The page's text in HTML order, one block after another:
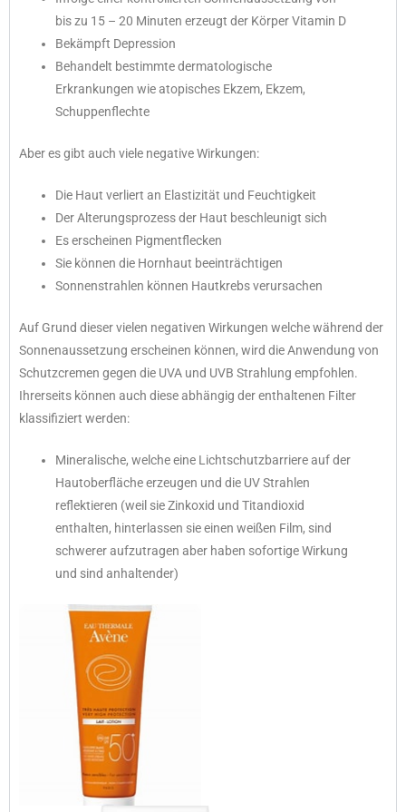
bis zu 15 – 20 Minuten erzeugt der Körper Vitamin D
Bekämpft Depression
Behandelt bestimmte dermatologische
Erkrankungen wie atopisches Ekzem, Ekzem,
Schuppenflechte
Aber es gibt auch viele negative Wirkungen:
Die Haut verliert an Elastizität und Feuchtigkeit
Der Alterungsprozess der Haut beschleunigt sich
Es erscheinen Pigmentflecken
Sie können die Hornhaut beeinträchtigen
Sonnenstrahlen können Hautkrebs verursachen
Auf Grund dieser vielen negativen Wirkungen welche während der
Sonnenaussetzung erscheinen können, wird die Anwendung von
Schutzcremen gegen die UVA und UVB Strahlung empfohlen.
Ihrerseits können auch diese abhängig der enthaltenen Filter
klassifiziert werden:
Mineralische, welche eine Lichtschutzbarriere auf der
Hautoberfläche erzeugen und die UV Strahlen
reflektieren (weil sie Zinkoxid und Titandioxid
enthalten, hinterlassen sie einen weißen Film, sind
schwerer aufzutragen aber haben sofortige Wirkung
und sind anhaltender)